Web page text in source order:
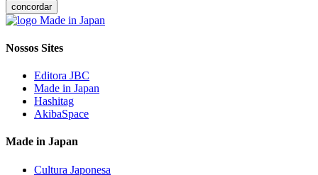
concordar
Nossos Sites
Editora JBC
Made in Japan
Hashitag
AkibaSpace
Made in Japan
Cultura Japonesa